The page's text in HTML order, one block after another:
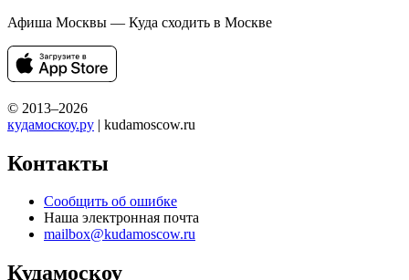
Афиша Москвы — Куда сходить в Москве
© 2013–2026
кудамоскоу.ру | kudamoscow.ru
Контакты
Сообщить об ошибке
Наша электронная почта
mailbox@kudamoscow.ru
Кудамоскоу